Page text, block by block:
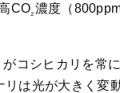
CO₂濃度（
コシヒカリを常
は光が大きく変